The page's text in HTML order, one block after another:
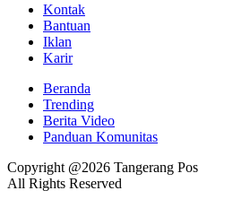
Kontak
Bantuan
Iklan
Karir
Beranda
Trending
Berita Video
Panduan Komunitas
Copyright @2026 Tangerang Pos
All Rights Reserved